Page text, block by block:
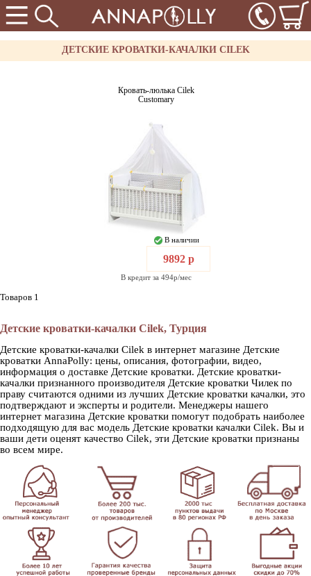
ДЕТСКИЕ КРОВАТКИ-КАЧАЛКИ CILEK
Кровать-люлька Cilek
Customary
В наличии
9892 р
В кредит за 494р/мес
Товаров 1
Детские кроватки-качалки Cilek, Турция
Детские кроватки-качалки Cilek в интернет магазине Детские
кроватки AnnaPolly: цены, описания, фотографии, видео,
информация о доставке Детские кроватки. Детские кроватки-
качалки признанного производителя Детские кроватки Чилек по
праву считаются одними из лучших Детские кроватки качалки, это
подтверждают и эксперты и родители. Менеджеры нашего
интернет магазина Детские кроватки помогут подобрать наиболее
подходящую для вас модель Детские кроватки качалки Cilek. Вы и
ваши дети оценят качество Cilek, эти Детские кроватки признаны
во всем мире.